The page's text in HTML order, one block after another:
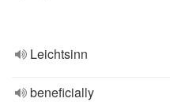
Leichtsinn
beneficially